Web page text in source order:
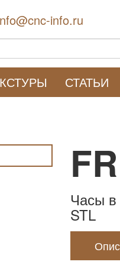
info.ru
СТАТЬИ
Часы
STL